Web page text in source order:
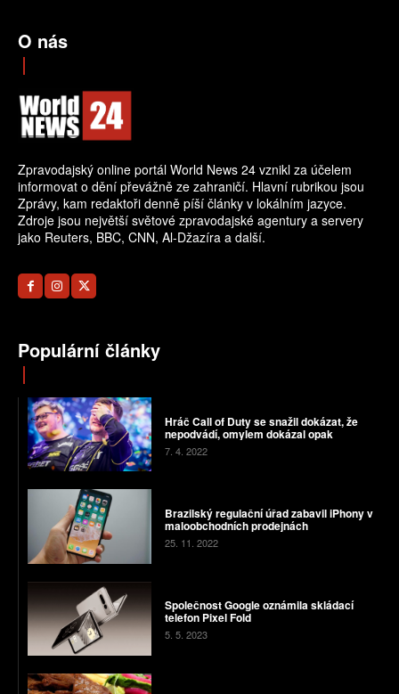
O nás
Zpravodajský online portál World News 24 vznikl za účelem
informovat o dění převážně ze zahraničí. Hlavní rubrikou jsou
Zprávy, kam redaktoři denně píší články v lokálním jazyce.
Zdroje jsou největší světové zpravodajské agentury a servery
jako Reuters, BBC, CNN, Al-Džazíra a další.
Populární články
Hráč Call of Duty se snažil dokázat, že
nepodvádí, omylem dokázal opak
7. 4. 2022
Brazilský regulační úřad zabavil iPhony v
maloobchodních prodejnách
25. 11. 2022
Společnost Google oznámila skládací
telefon Pixel Fold
5. 5. 2023